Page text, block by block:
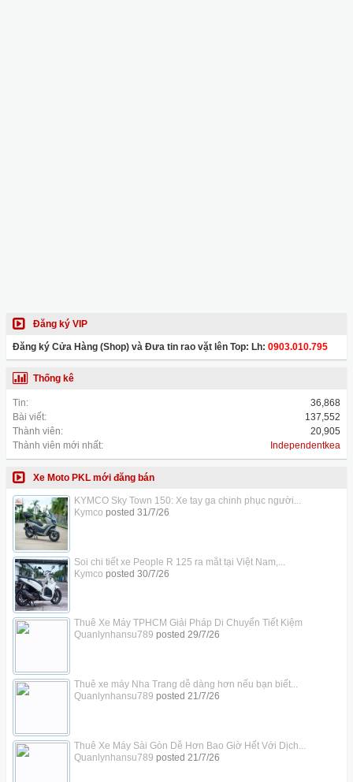
Đăng ký VIP
Đăng ký Cửa Hàng (Shop) và Đưa tin rao vặt lên Top: Lh: 0903.010.795
Thống kê
Tin:
36,868
Bài viết:
137,552
Thành viên:
20,905
Thành viên mới nhất:
Independentkea
Xe Moto PKL mới đăng bán
KYMCO Sky Town 150: Xe tay ga chinh phục người...
Kymco posted 31/7/26
Soi chi tiết xe People R 125 ra mắt tại Việt Nam,...
Kymco posted 30/7/26
Thuê Xe Máy TPHCM Giải Pháp Di Chuyển Tiết Kiệm
Quanlynhansu789 posted 29/7/26
Thuê xe máy Nha Trang dễ dàng hơn nếu bạn biết...
Quanlynhansu789 posted 21/7/26
Thuê Xe Máy Sài Gòn Dễ Hơn Bao Giờ Hết Với Dịch...
Quanlynhansu789 posted 21/7/26